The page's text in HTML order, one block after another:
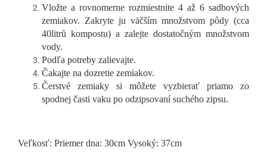
Vložte a rovnomerne rozmiestnite 4 až 6 sadbových
zemiakov. Zakryte ju väčším množstvom pôdy (cca
40litrů kompostu) a zalejte dostatočným množstvom
vody.
Podľa potreby zalievajte.
Čakajte na dozretie zemiakov.
Čerstvé zemiaky si môžete vyzbierať priamo zo
spodnej časti vaku po odzipsovaní suchého zipsu.
Veľkosť: Priemer dna: 30cm Vysoký: 37cm